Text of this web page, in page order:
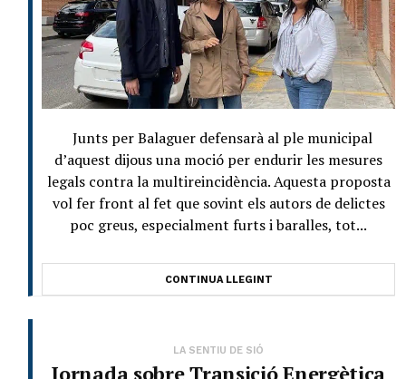
Junts per Balaguer defensarà al ple municipal
d’aquest dijous una moció per endurir les mesures
legals contra la multireincidència. Aquesta proposta
vol fer front al fet que sovint els autors de delictes
poc greus, especialment furts i baralles, tot...
CONTINUA LLEGINT
LA SENTIU DE SIÓ
Jornada sobre Transició Energètica